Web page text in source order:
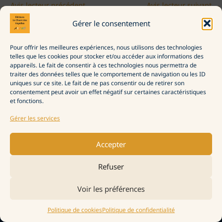
Gérer le consentement
Pour offrir les meilleures expériences, nous utilisons des technologies
telles que les cookies pour stocker et/ou accéder aux informations des
appareils. Le fait de consentir à ces technologies nous permettra de
traiter des données telles que le comportement de navigation ou les ID
uniques sur ce site. Le fait de ne pas consentir ou de retirer son
consentement peut avoir un effet négatif sur certaines caractéristiques
et fonctions.
Gérer les services
Accepter
Refuser
Voir les préférences
Politique de cookiesPolitique de confidentialité
←Avis lecteur précédent Avis lecteur suivant→
La Maison d’édition
Commander
Politique de confidentialité
Politique de cookies (UE)
Le Chant des Voyellesconçu et maintenu parArmandWeb